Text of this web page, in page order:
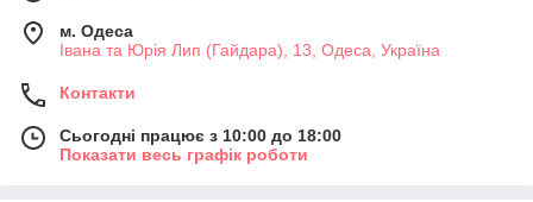
м. Одеса
Івана та Юрія Лип (Гайдара), 13, Одеса, Україна
Контакти
Сьогодні працює з 10:00 до 18:00
Показати весь графік роботи